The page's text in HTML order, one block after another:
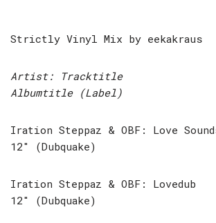
Strictly Vinyl Mix by eekakraus
Artist: Tracktitle
Albumtitle (Label)
Iration Steppaz & OBF: Love
12″ (Dubquake)
Iration Steppaz & OBF: Lovedub
12″ (Dubquake)